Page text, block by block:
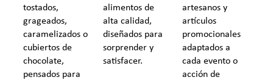
tostados,
grageados,
caramelizados o
cubiertos de
chocolate,
pensados para
alimentos de
alta calidad,
diseñados para
sorprender y
satisfacer.
artesanos y
artículos
promocionales
adaptados a
cada evento o
acción de